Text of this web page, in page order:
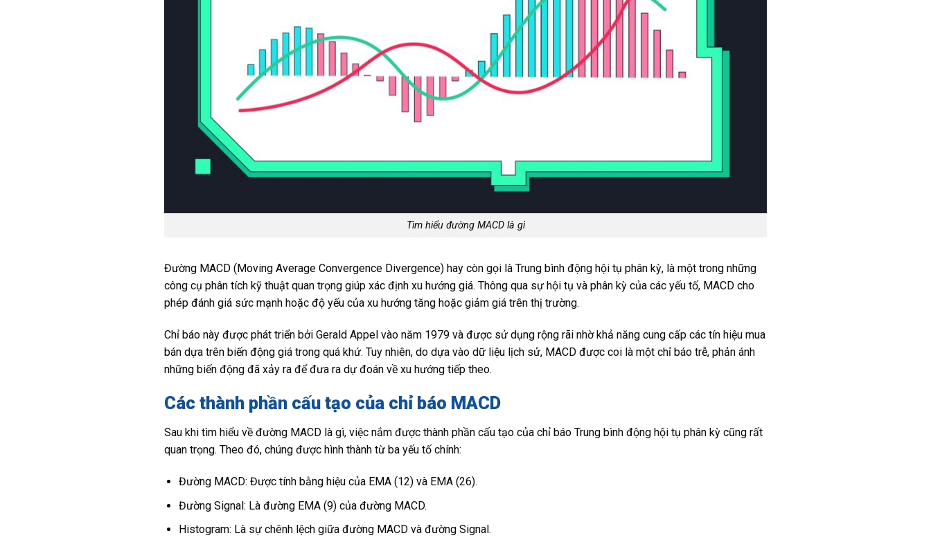
Tìm hiểu đường MACD là gì
Đường MACD (Moving Average Convergence Divergence) hay còn gọi là Trung bình động hội tụ phân kỳ, là một trong những
công cụ phân tích kỹ thuật quan trọng giúp xác định xu hướng giá. Thông qua sự hội tụ và phân kỳ của các yếu tố, MACD cho
phép đánh giá sức mạnh hoặc độ yếu của xu hướng tăng hoặc giảm giá trên thị trường.
Chỉ báo này được phát triển bởi Gerald Appel vào năm 1979 và được sử dụng rộng rãi nhờ khả năng cung cấp các tín hiệu mua
bán dựa trên biến động giá trong quá khứ. Tuy nhiên, do dựa vào dữ liệu lịch sử, MACD được coi là một chỉ báo trễ, phản ánh
những biến động đã xảy ra để đưa ra dự đoán về xu hướng tiếp theo.
Các thành phần cấu tạo của chỉ báo MACD
Sau khi tìm hiểu về đường MACD là gì, việc nắm được thành phần cấu tạo của chỉ báo Trung bình động hội tụ phân kỳ cũng rất
quan trọng. Theo đó, chúng được hình thành từ ba yếu tố chính:
Đường MACD: Được tính bằng hiệu của EMA (12) và EMA (26).
Đường Signal: Là đường EMA (9) của đường MACD.
Histogram: Là sự chênh lệch giữa đường MACD và đường Signal.